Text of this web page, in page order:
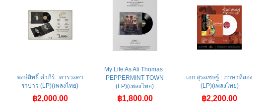
พงษ์สิทธิ์ คำภีร์ : คารวะคา
ราบาว (LP)(เพลงไทย)
฿2,000.00
My Life As Ali Thomas :
PEPPERMINT TOWN
(LP)(เพลงไทย)
฿1,800.00
เอก สุระเชษฐ์ : ภาษาที่สอง
(LP)(เพลงไทย)
฿2,200.00